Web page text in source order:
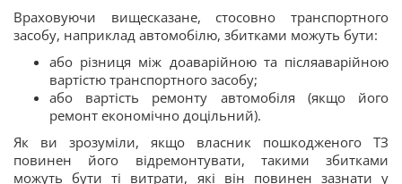
Враховуючи вищесказане, стосовно транспортного
засобу, наприклад автомобілю, збитками можуть бути:
або різниця між доаварійною та післяаварійною
вартістю транспортного засобу;
або вартість ремонту автомобіля (якщо його
ремонт економічно доцільний).
Як ви зрозуміли, якщо власник пошкодженого ТЗ
повинен його відремонтувати, такими збитками
можуть бути ті витрати, які він повинен зазнати у